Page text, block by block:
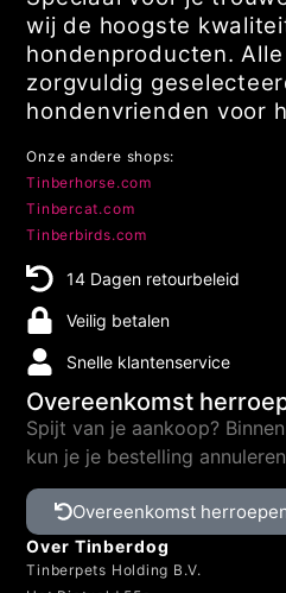
wij de hoogste
hondenproducten.
zorgvuldig
hondenvrienden voor
Onze andere shops:
Tinberhorse.com
Tinbercat.com
Tinberbirds.com
14 Dagen retourbeleid
Veilig betalen
Snelle klantenservice
Overeenkomst
Spijt van je aankoop?
kun je je bestelling
Overeenkomst
Over Tinberdog
Tinberpets Holding B.V.